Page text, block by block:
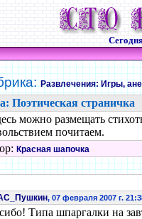
Развлечения: Игры,
Поэтическая страничка
можно размещать
почитаем.
Красная шапочка
, 07 февраля 2007 г.
Типа шпаргалки на